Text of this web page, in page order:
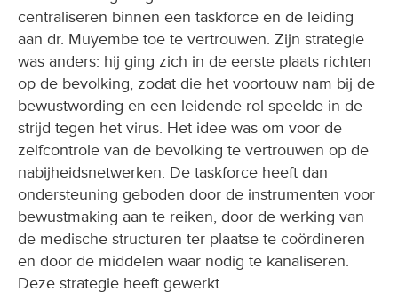
centraliseren binnen een taskforce en de leiding
aan dr. Muyembe toe te vertrouwen. Zijn strategie
was anders: hij ging zich in de eerste plaats richten
op de bevolking, zodat die het voortouw nam bij de
bewustwording en een leidende rol speelde in de
strijd tegen het virus. Het idee was om voor de
zelfcontrole van de bevolking te vertrouwen op de
nabijheidsnetwerken. De taskforce heeft dan
ondersteuning geboden door de instrumenten voor
bewustmaking aan te reiken, door de werking van
de medische structuren ter plaatse te coördineren
en door de middelen waar nodig te kanaliseren.
Deze strategie heeft gewerkt.